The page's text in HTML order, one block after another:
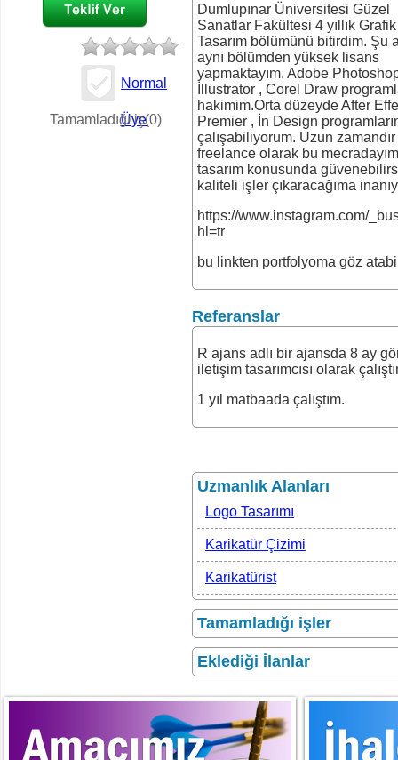
Normal
Üye
Tamamladığı iş(0)
Dumlupınar Üniversitesi Güzel
Sanatlar Fakültesi 4 yıllık Grafik
Tasarım bölümünü bitirdim. Şu
aynı bölümden yüksek lisans
yapmaktayım. Adobe
İllustrator , Corel Draw
hakimim.Orta düzeyde After
Premier , İn Design
çalışabiliyorum. Uzun zamandır
freelance olarak bu
tasarım konusunda
kaliteli işler çıkaracağıma
https://www.instagram.com/
hl=tr
bu linkten portfolyoma göz
Referanslar
R ajans adlı bir ajansda 8 ay
iletişim tasarımcısı olarak
1 yıl matbaada çalıştım.
Uzmanlık Alanları
Logo Tasarımı
Karikatür Çizimi
Karikatürist
Tamamladığı işler
Eklediği İlanlar